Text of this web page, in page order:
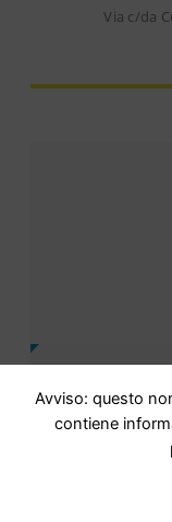
Via c/da
Punteggio
Basato su24
Avviso: questo
contiene